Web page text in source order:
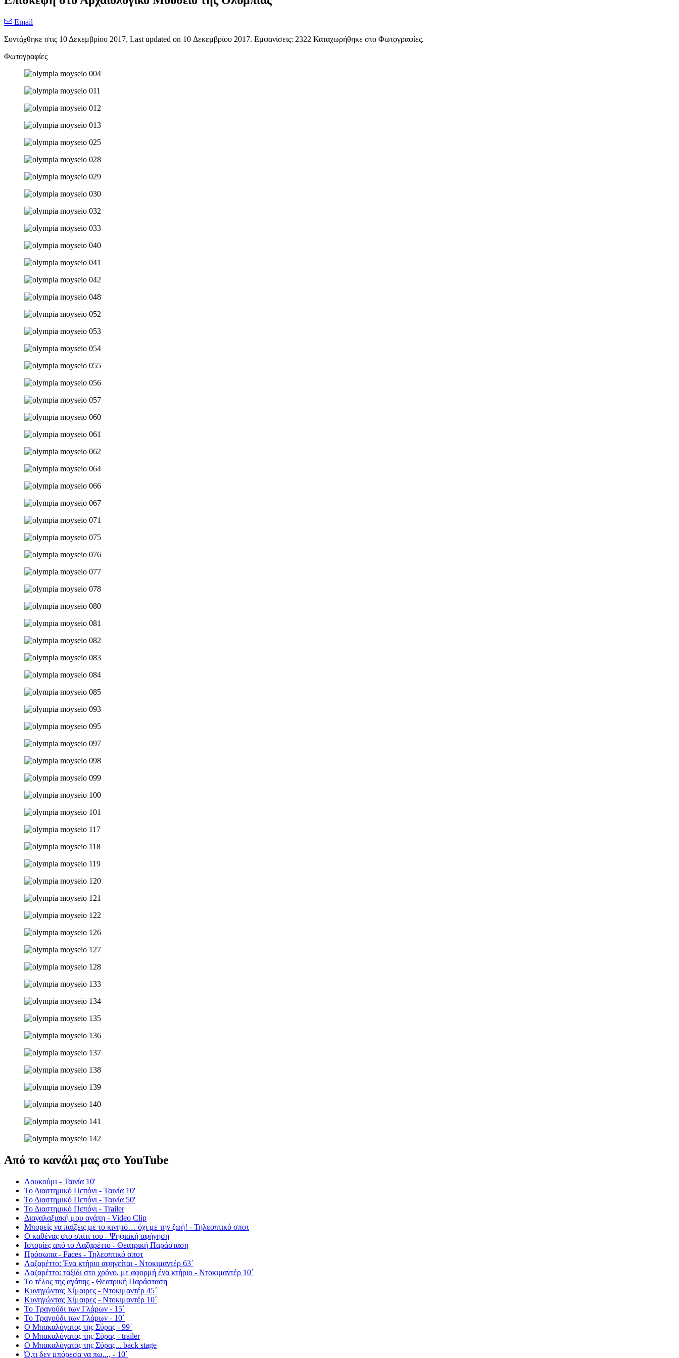
Email
Συντάχθηκε στις 10 Δεκεμβρίου 2017. Last updated on 10 Δεκεμβρίου 2017. Εμφανίσεις: 2322 Καταχωρήθηκε στο Φωτογραφίες.
Φωτογραφίες
Από το κανάλι μας στο YouTube
Λουκούμι - Ταινία 10'
Το Διαστημικό Πεπόνι - Ταινία 10'
Το Διαστημικό Πεπόνι - Ταινία 50'
Το Διαστημικό Πεπόνι - Trailer
Διαγαλαξιακή μου αγάπη - Video Clip
Μπορείς να παίξεις με το κινητό… όχι με την ζωή! - Τηλεοπτικό σποτ
Ο καθένας στο σπίτι του - Ψηφιακή αφήγηση
Ιστορίες από το Λαζαρέττο - Θεατρική Παράσταση
Πρόσωπα - Faces - Τηλεοπτικό σποτ
Λαζαρέττο: Ένα κτήριο αφηγείται - Ντοκιμαντέρ 63΄
Λαζαρέττο: ταξίδι στο χρόνο, με αφορμή ένα κτήριο - Ντοκιμαντέρ 10΄
Το τέλος της αγάπης - Θεατρική Παράσταση
Κυνηγώντας Χίμαιρες - Ντοκιμαντέρ 45΄
Κυνηγώντας Χίμαιρες - Ντοκιμαντέρ 10΄
Το Τραγούδι των Γλάρων - 15΄
Το Τραγούδι των Γλάρων - 10΄
Ο Μπακαλόγατος της Σύρας - 99΄
Ο Μπακαλόγατος της Σύρας - trailer
Ο Μπακαλόγατος της Σύρας... back stage
Ό,τι δεν μπόρεσα να πω..., - 10΄